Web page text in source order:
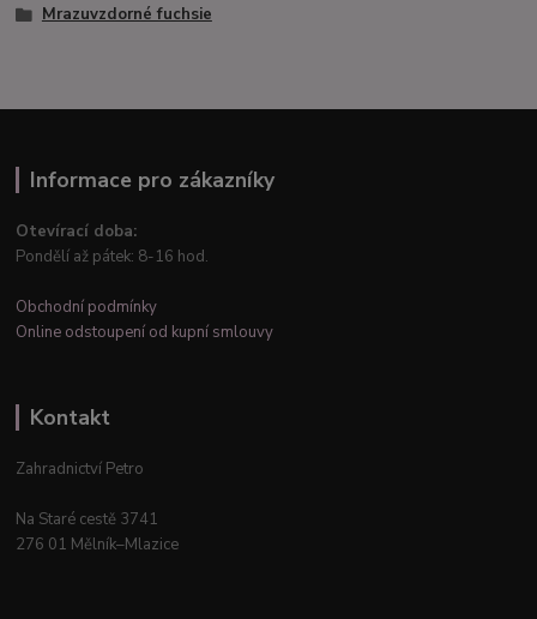
Mrazuvzdorné fuchsie
Informace pro zákazníky
Otevírací doba:
Pondělí až pátek: 8-16 hod.
Obchodní podmínky
Online odstoupení od kupní smlouvy
Kontakt
Zahradnictví Petro
Na Staré cestě 3741
276 01 Mělník–Mlazice